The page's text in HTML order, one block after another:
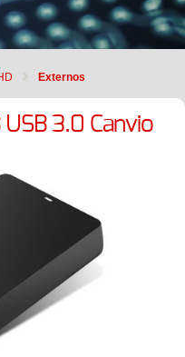
Externos
3.0 Canvio